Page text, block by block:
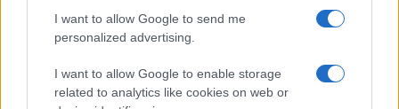
I want to allow Google to send me
personalized advertising.
I want to allow Google to enable storage
related to analytics like cookies on web or
ujku Ćiru da ga vozi u Sarajevo. Ja sam odmah na to
pristao - kazao je Pero Pavlović - Ćiro u izjavi za